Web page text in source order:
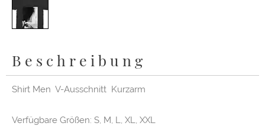
Beschreibung
Shirt Men V-Ausschnitt Kurzarm
Verfügbare Größen: S, M, L, XL, XXL